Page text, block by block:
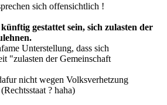
sich offensichtlich !
gestattet sein, sich zulasten der
Unterstellung, dass sich
"zulasten der Gemeinschaft
nicht wegen Volksverhetzung
? haha)